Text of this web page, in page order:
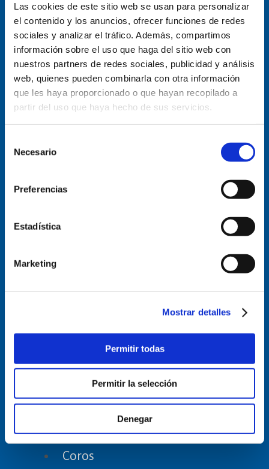
Las cookies de este sitio web se usan para personalizar
el contenido y los anuncios, ofrecer funciones de redes
sociales y analizar el tráfico. Además, compartimos
información sobre el uso que haga del sitio web con
nuestros partners de redes sociales, publicidad y análisis
web, quienes pueden combinarla con otra información
que les haya proporcionado o que hayan recopilado a
partir del uso que haya hecho de sus servicios.
Necesario
Preferencias
Estadística
Marketing
Mostrar detalles
Permitir todas
Permitir la selección
Denegar
Pl. Sta. María, s/n, 09003 Burgos
PIEDRAS VIVAS
Visitas
Archivo
Barrantes
Coros